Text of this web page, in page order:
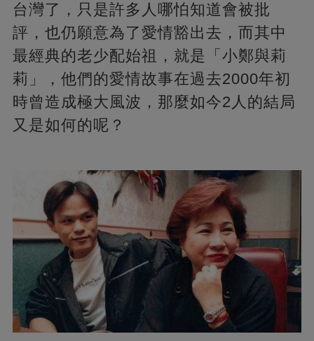
台灣了，只是許多人哪怕知道會被批
評，也仍願意為了愛情豁出去，而其中
最經典的老少配始祖，就是「小鄭與莉
莉」，他們的愛情故事在過去2000年初
時曾造成極大風波，那麼如今2人的結局
又是如何的呢？